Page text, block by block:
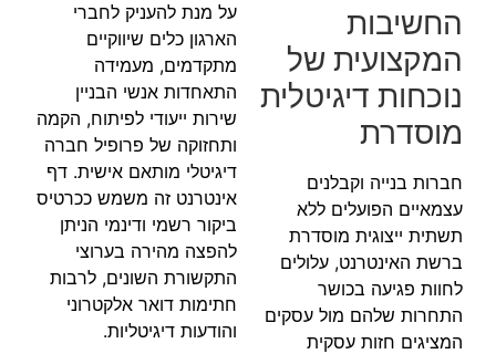
החשיבות
המקצועית של
נוכחות דיגיטלית
מוסדרת
חברות בנייה וקבלנים
עצמאיים הפועלים ללא
תשתית ייצוגית מוסדרת
ברשת האינטרנט, עלולים
לחוות פגיעה בכושר
התחרות שלהם מול עסקים
המציגים חזות עסקית
על מנת להעניק לחברי
הארגון כלים שיווקיים
מתקדמים, מעמידה
התאחדות אנשי הבניין
שירות ייעודי לפיתוח, הקמה
ותחזוקה של פרופיל חברה
דיגיטלי מותאם אישית. דף
אינטרנט זה משמש ככרטיס
ביקור רשמי ודינמי הניתן
להפצה מהירה בערוצי
התקשורת השונים, לרבות
חתימות דואר אלקטרוני
והודעות דיגיטליות.